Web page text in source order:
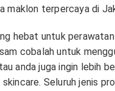
maklon terpercaya di
hebat untuk
cobalah untuk
anda juga ingin lebih
Seluruh jenis